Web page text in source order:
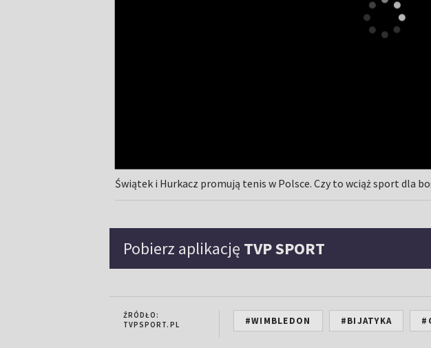
Świątek i Hurkacz promują tenis w Polsce. Czy to wciąż sport dla
Pobierz aplikację TVP SPORT
ŹRÓDŁO:
TVPSPORT.PL
#WIMBLEDON #BIJATYKA